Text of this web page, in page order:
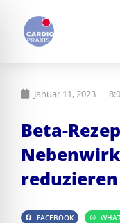
Inhalt
springen
Januar 11, 2023
Beta-
reduzieren
FACEBOOK